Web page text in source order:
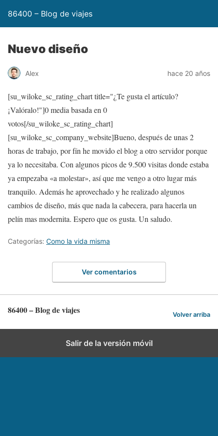
86400 – Blog de viajes
Nuevo diseño
Alex hace 20 años
[su_wiloke_sc_rating_chart title="¿Te gusta el artículo?
¡Valóralo!"]0media basada en 0
votos[/su_wiloke_sc_rating_chart]
[su_wiloke_sc_company_website]Bueno, después de unas 2
horas de trabajo, por fín he movido el blog a otro servidor porque
ya lo necesitaba. Con algunos picos de 9.500 visitas donde estaba
ya empezaba «a molestar», así que me vengo a otro lugar más
tranquilo. Además he aprovechado y he realizado algunos
cambios de diseño, más que nada la cabecera, para hacerla un
pelín mas modernita. Espero que os gusta. Un saludo.
Categorías: Como la vida misma
Ver comentarios
86400 – Blog de viajes Volver arriba
Salir de la versión móvil